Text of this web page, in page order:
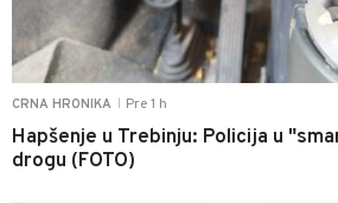
CRNA HRONIKA Pre 1 h
Hapšenje u Trebinju: Policija u
drogu (FOTO)